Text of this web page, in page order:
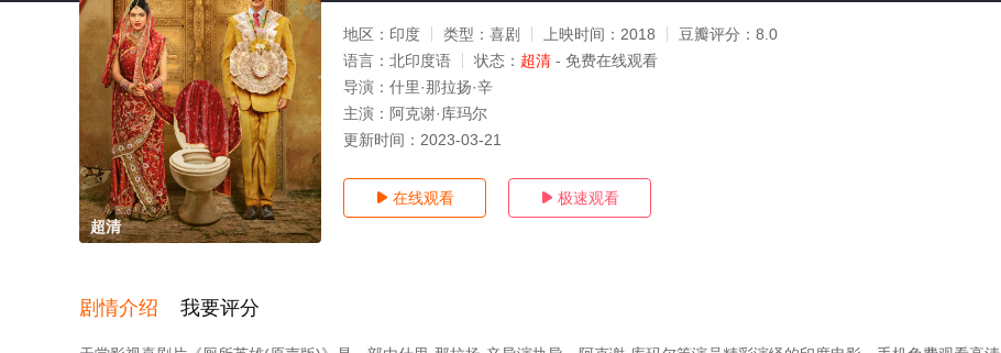
超清
地区： 印度 类型： 喜剧 上映时间： 2018 豆瓣评分： 8.0
语言： 北印度语 状态： 超清 - 免费在线观看
导演： 什里·那拉扬·辛
主演： 阿克谢·库玛尔
更新时间： 2023-03-21
 在线观看  极速观看
剧情介绍 我要评分